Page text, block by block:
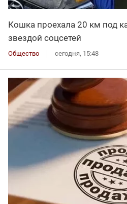
Кошка проехала 20 км под
звездой соцсетей
Общество сегодня, 15:48